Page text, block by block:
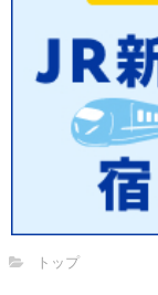
トップ